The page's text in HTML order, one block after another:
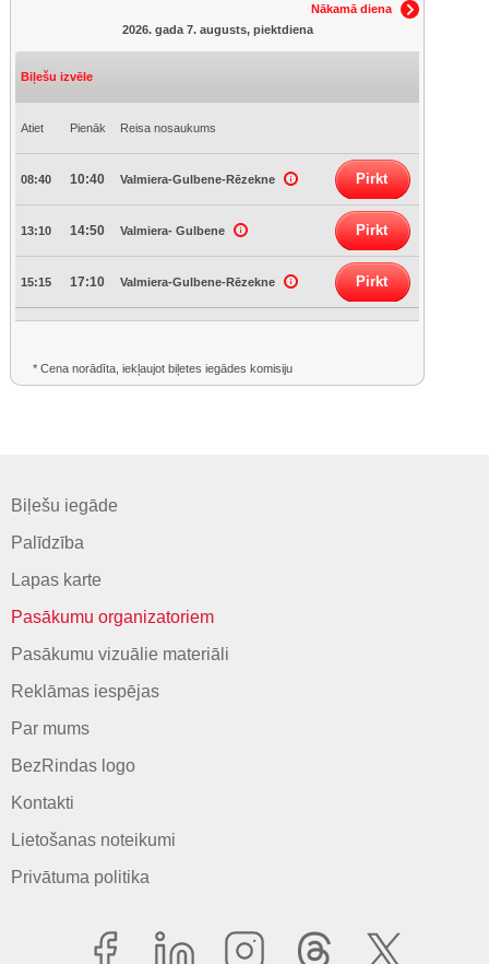
Nākamā diena
2026. gada 7. augusts, piektdiena
Biļešu izvēle
Atiet Pienāk Reisa nosaukums
08:40 10:40 Valmiera-Gulbene-Rēzekne Pirkt
13:10 14:50 Valmiera- Gulbene Pirkt
15:15 17:10 Valmiera-Gulbene-Rēzekne Pirkt
* Cena norādīta, iekļaujot biļetes iegādes komisiju
Biļešu iegāde
Palīdzība
Lapas karte
Pasākumu organizatoriem
Pasākumu vizuālie materiāli
Reklāmas iespējas
Par mums
BezRindas logo
Kontakti
Lietošanas noteikumi
Privātuma politika